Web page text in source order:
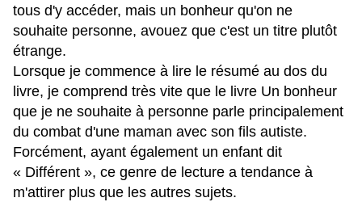
tous d'y accéder, mais un bonheur qu'on ne
souhaite personne, avouez que c'est un titre plutôt
étrange.
Lorsque je commence à lire le résumé au dos du
livre, je comprend très vite que le livre Un bonheur
que je ne souhaite à personne parle principalement
du combat d'une maman avec son fils autiste.
Forcément, ayant également un enfant dit
« Différent », ce genre de lecture a tendance à
m'attirer plus que les autres sujets.